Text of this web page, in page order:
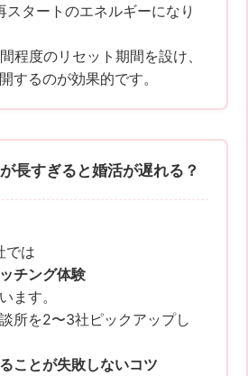
スタートのエネルギーになり
程度のリセット期間を設け、
するのが効果的です。
長すぎると婚活が遅れる？
では
チング体験
ます。
所を2〜3社ピックアップし
ことが失敗しないコツ